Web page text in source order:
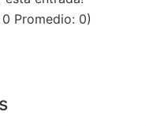
0 Promedio: 0)